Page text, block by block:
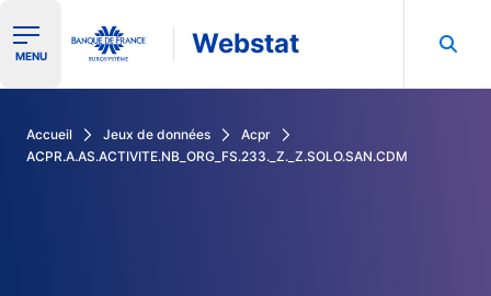
Ouvrir le menu de navigation
MENU Webstat
Accueil Jeux de données
Acpr
ACPR.A.AS.ACTIVITE.NB_ORG_FS.233._Z._Z.SOLO.SAN.CDM